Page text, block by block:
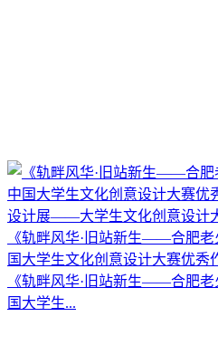
《轨畔风华·旧站新生——合肥老
国大学生文化创意设计大赛优秀
《轨畔风华·旧站新生——合肥老
国大学生...